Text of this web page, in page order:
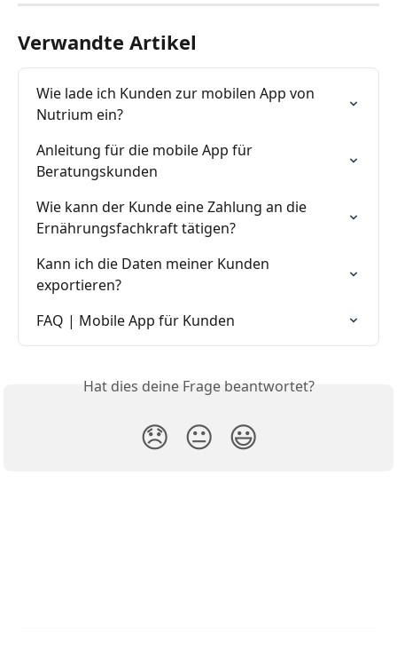
Verwandte Artikel
Wie lade ich Kunden zur mobilen App von
Nutrium ein?
Anleitung für die mobile App für
Beratungskunden
Wie kann der Kunde eine Zahlung an die
Ernährungsfachkraft tätigen?
Kann ich die Daten meiner Kunden
exportieren?
FAQ | Mobile App für Kunden
Hat dies deine Frage beantwortet?
😞 😐 😃